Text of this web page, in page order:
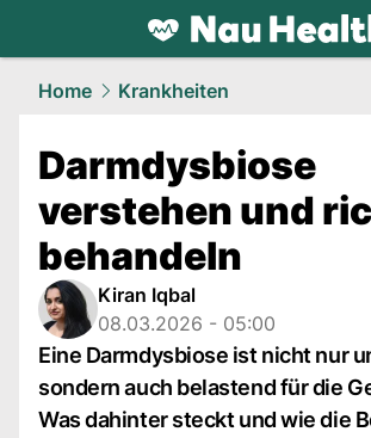
health.NAU.ch
Home Krankheiten
Darmdysbiose
verstehen und
behandeln
Kiran Iqbal
08.03.2026 - 05:00
Eine Darmdysbiose ist nicht nur
sondern auch belastend für die
Was dahinter steckt und wie die